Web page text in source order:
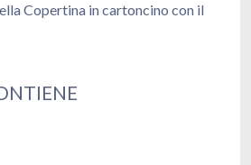
Copertina in cartoncino con il